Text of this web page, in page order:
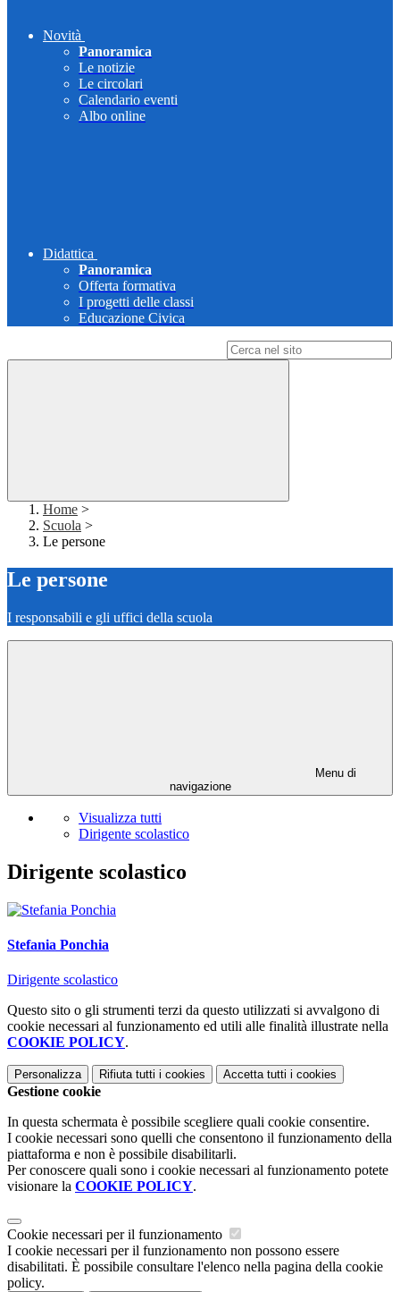
Novità
Panoramica
Le notizie
Le circolari
Calendario eventi
Albo online
Didattica
Panoramica
Offerta formativa
I progetti delle classi
Educazione Civica
Home >
Scuola >
Le persone
Le persone
I responsabili e gli uffici della scuola
Menu di
navigazione
Visualizza tutti
Dirigente scolastico
Dirigente scolastico
Stefania Ponchia
Dirigente scolastico
Questo sito o gli strumenti terzi da questo utilizzati si avvalgono di
cookie necessari al funzionamento ed utili alle finalità illustrate nella
COOKIE POLICY.
Personalizza Rifiuta tutti i cookies Accetta tutti i cookies
Gestione cookie
In questa schermata è possibile scegliere quali cookie consentire.
I cookie necessari sono quelli che consentono il funzionamento della
piattaforma e non è possibile disabilitarli.
Per conoscere quali sono i cookie necessari al funzionamento potete
visionare la COOKIE POLICY.
Cookie necessari per il funzionamento
I cookie necessari per il funzionamento non possono essere
disabilitati. È possibile consultare l'elenco nella pagina della cookie
policy.